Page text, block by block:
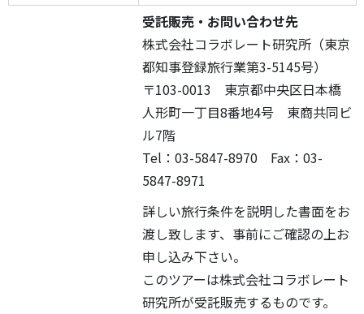
受託販売・お問い合わせ先
株式会社コラボレート研究所（東京
都知事登録旅行業第3-5145号）
〒103-0013 東京都中央区日本橋
人形町一丁目8番地4号 東商共同ビ
ル7階
Tel：03-5847-8970 Fax：03-
5847-8971
詳しい旅行条件を説明した書面をお
渡し致します、事前にご確認の上お
申し込み下さい。
このツアーは株式会社コラボレート
研究所が受託販売するものです。